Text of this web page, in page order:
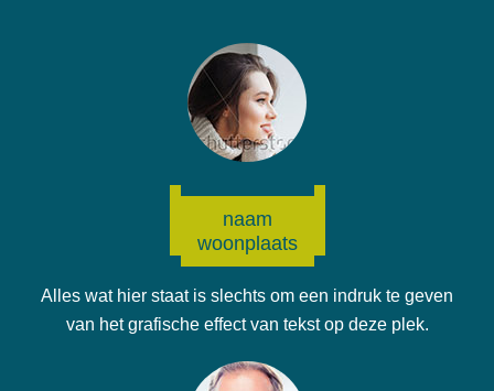
naam
woonplaats
Alles wat hier staat is slechts om een indruk te geven
van het grafische effect van tekst op deze plek.